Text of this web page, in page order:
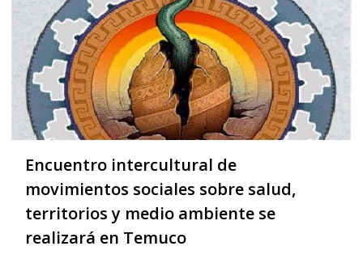
Encuentro intercultural de
movimientos sociales sobre salud,
territorios y medio ambiente se
realizará en Temuco